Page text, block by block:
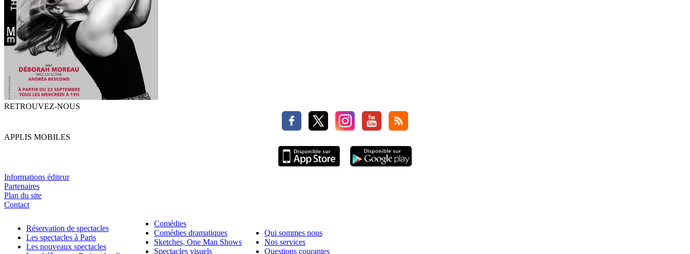
RETROUVEZ-NOUS
APPLIS MOBILES
Informations éditeur
Partenaires
Plan du site
Contact
Réservation de spectacles
Les spectacles à Paris
Les nouveaux spectacles
Comédies
Comédies dramatiques
Sketches, One Man Shows
Spectacles visuels
Qui sommes nous
Nos services
Questions courantes